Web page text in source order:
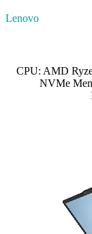
Lenovo
CPU: AMD
NVMe